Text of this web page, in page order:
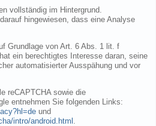
vollständig im Hintergrund.
hingewiesen, dass eine Analyse
Grundlage von Art. 6 Abs. 1 lit. f
ein berechtigtes Interesse daran, seine
automatisierter Ausspähung und vor
reCAPTCHA sowie die
entnehmen Sie folgenden Links:
und
intro/android.html